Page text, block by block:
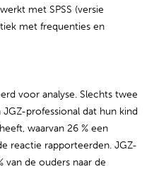
met SPSS (versie
met frequenties en
voor analyse. Slechts twee
professional dat hun kind
waarvan 26 % een
reactie rapporteerden. JGZ-
van de ouders naar de